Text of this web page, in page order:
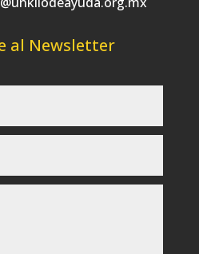
al Newsletter